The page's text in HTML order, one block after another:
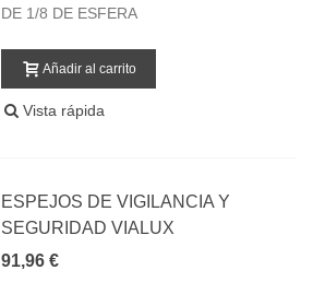
DE 1/8 DE ESFERA
Añadir al carrito
Vista rápida
ESPEJOS DE VIGILANCIA Y
SEGURIDAD VIALUX
91,96 €